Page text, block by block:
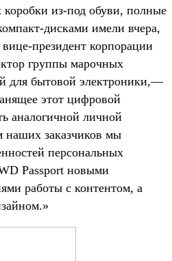
коробки из-под обуви, полные
дисками имели вчера,
президент корпорации
группы марочных
для бытовой электроники,—
этот цифровой
аналогичной личной
наших заказчиков мы
персональных
Passport новыми
работы с контентом, а